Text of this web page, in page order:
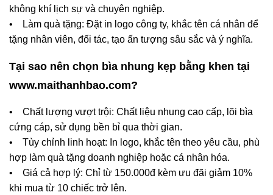
không khí lịch sự và chuyên nghiệp.
• Làm quà tặng: Đặt in logo công ty, khắc tên cá nhân để
tặng nhân viên, đối tác, tạo ấn tượng sâu sắc và ý nghĩa.
Tại sao nên chọn bìa nhung kẹp bằng khen tại
www.maithanhbao.com?
• Chất lượng vượt trội: Chất liệu nhung cao cấp, lõi bìa
cứng cáp, sử dụng bền bỉ qua thời gian.
• Tùy chỉnh linh hoạt: In logo, khắc tên theo yêu cầu, phù
hợp làm quà tặng doanh nghiệp hoặc cá nhân hóa.
• Giá cả hợp lý: Chỉ từ 150.000đ kèm ưu đãi giảm 10%
khi mua từ 10 chiếc trở lên.